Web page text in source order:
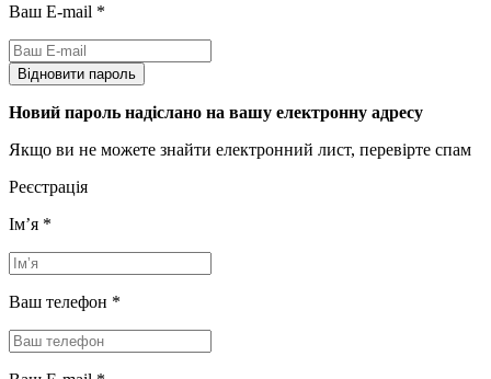
Ваш E-mail *
Відновити пароль
Новий пароль надіслано на вашу електронну адресу
Якщо ви не можете знайти електронний лист, перевірте спам
Реєстрація
Імʼя *
Ваш телефон *